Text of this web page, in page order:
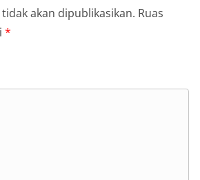
akan dipublikasikan. Ruas
*